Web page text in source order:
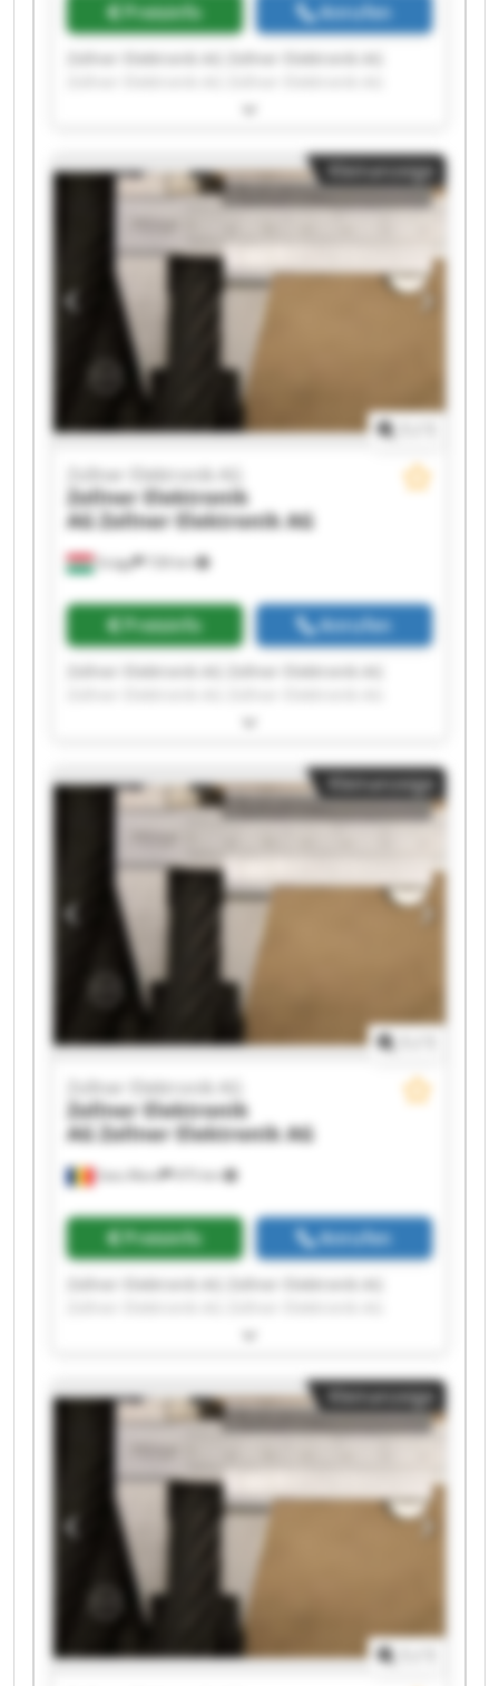
Preisinfo Anrufen
Zollner Elektronik AG Zollner Elektronik AG
Zollner Elektronik AG Zollner Elektronik AG
Zollner Elektronik AG Zollner Elektronik AG
Zollner Elektronik AG Zollner Elektronik AG
Zollner Elektronik AG Zollner Elektronik AG
Zollner Elektronik AG Zollner Elektronik AG
Zollner Elektronik AG Zollner Elektronik AG
Kleinanzeige
Szügy 728 km
Zollner Elektronik AG
Zollner Elektronik
AG Zollner Elektronik AG
Preisinfo Anrufen
Zollner Elektronik AG Zollner Elektronik AG
Zollner Elektronik AG Zollner Elektronik AG
Zollner Elektronik AG Zollner Elektronik AG
Zollner Elektronik AG Zollner Elektronik AG
Zollner Elektronik AG Zollner Elektronik AG
Zollner Elektronik AG Zollner Elektronik AG
Zollner Elektronik AG Zollner Elektronik AG
Kleinanzeige
Satu Mare 975 km
Zollner Elektronik AG
Zollner Elektronik
AG Zollner Elektronik AG
Preisinfo Anrufen
Zollner Elektronik AG Zollner Elektronik AG
Zollner Elektronik AG Zollner Elektronik AG
Zollner Elektronik AG Zollner Elektronik AG
Zollner Elektronik AG Zollner Elektronik AG
Zollner Elektronik AG Zollner Elektronik AG
Zollner Elektronik AG Zollner Elektronik AG
Zollner Elektronik AG Zollner Elektronik AG
Kleinanzeige